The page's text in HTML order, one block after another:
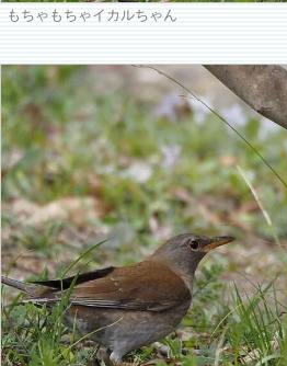
もちゃもちゃイカルちゃん